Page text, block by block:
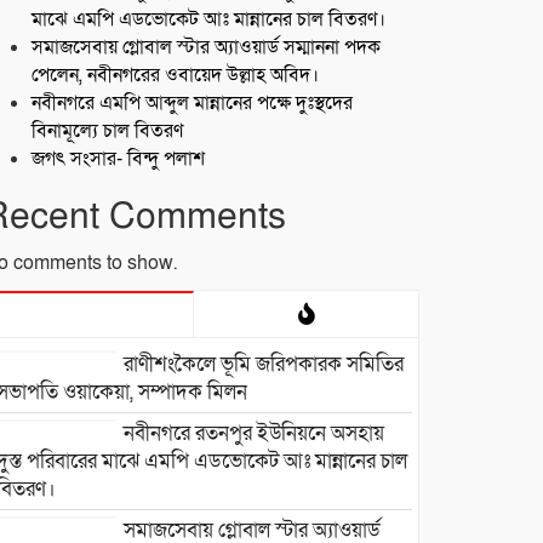
মাঝে এমপি এডভোকেট আঃ মান্নানের চাল বিতরণ।
সমাজসেবায় গ্লোবাল স্টার অ্যাওয়ার্ড সম্মাননা পদক
পেলেন, নবীনগরের ওবায়েদ উল্লাহ অবিদ।
নবীনগরে এমপি আব্দুল মান্নানের পক্ষে দুঃস্থদের
বিনামূল্যে চাল বিতরণ
জগৎ সংসার- বিন্দু পলাশ
Comments
comments to show.
রাণীশংকৈলে ভূমি জরিপকারক সমিতির
ওয়াকেয়া, সম্পাদক মিলন
নবীনগরে রতনপুর ইউনিয়নে অসহায়
পরিবারের মাঝে এমপি এডভোকেট আঃ মান্নানের চাল
সমাজসেবায় গ্লোবাল স্টার অ্যাওয়ার্ড